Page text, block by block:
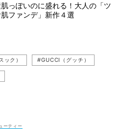
っぽいのに盛れる！大人の「ツ
ファンデ」新作４選
ック） #GUCCI（グッチ）
ーティー